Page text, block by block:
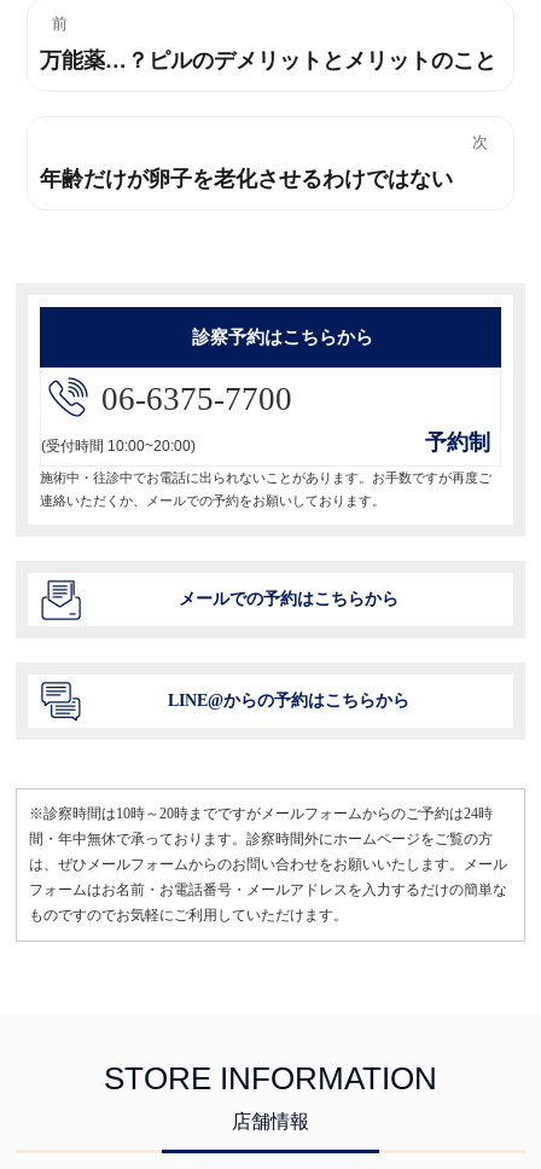
前
過
投
稿:
万能薬…？ピルのデメリットとメリットのこと
次
次
年齢だけが卵子を老化させるわけではない
診察予約はこちらから
06-6375-7700
(受付時間 10:00~20:00) 予約制
施術中・往診中でお電話に出られないことがあります。お手数ですが再度ご
連絡いただくか、メールでの予約をお願いしております。
メールでの予約はこちらから
LINE@からの予約はこちらから
※診察時間は10時～20時までですがメールフォームからのご予約は24時
間・年中無休で承っております。診察時間外にホームページをご覧の方
は、ぜひメールフォームからのお問い合わせをお願いいたします。メール
フォームはお名前・お電話番号・メールアドレスを入力するだけの簡単な
ものですのでお気軽にご利用していただけます。
STORE INFORMATION
店舗情報